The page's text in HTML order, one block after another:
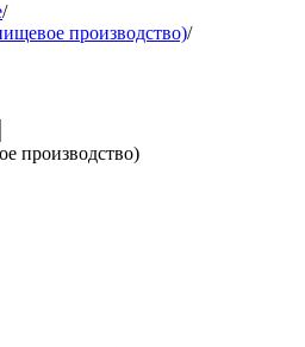
/
производство)/
производство)